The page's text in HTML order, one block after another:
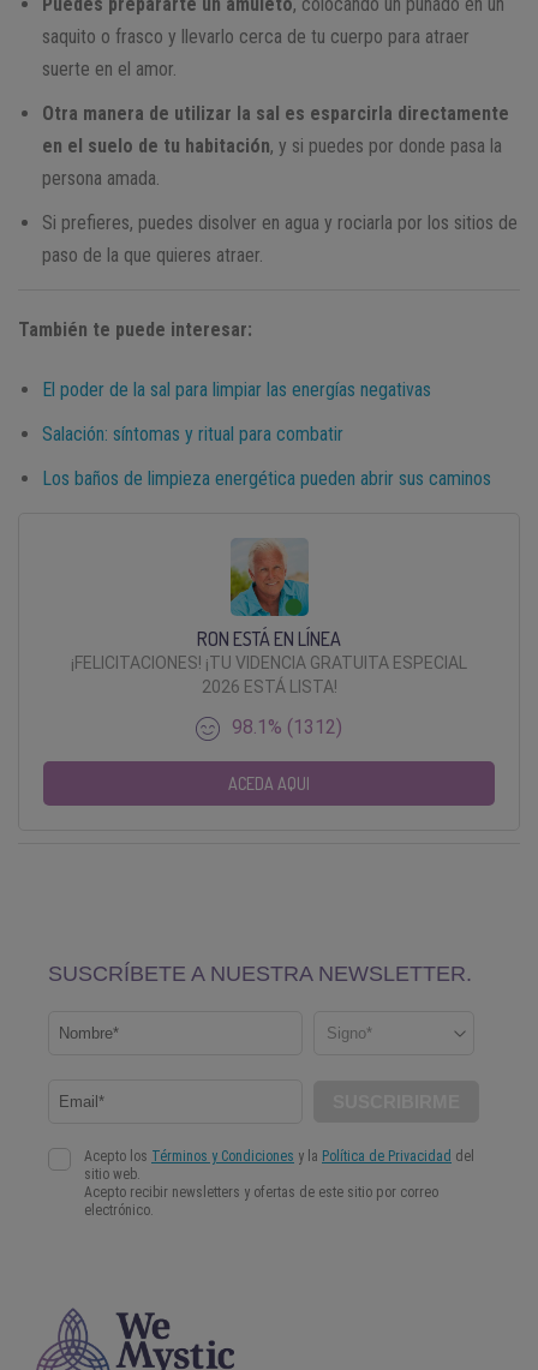
saquito o frasco y llevarlo cerca de tu cuerpo para atraer
suerte en el amor.
Otra manera de utilizar la sal es esparcirla directamente
en el suelo de tu habitación, y si puedes por donde pasa la
persona amada.
Si prefieres, puedes disolver en agua y rociarla por los sitios de
paso de la que quieres atraer.
También te puede interesar:
El poder de la sal para limpiar las energías negativas
Salación: síntomas y ritual para combatir
Los baños de limpieza energética pueden abrir sus caminos
RON ESTÁ EN LÍNEA
¡FELICITACIONES! ¡TU VIDENCIA GRATUITA ESPECIAL
2026 ESTÁ LISTA!
98.1% (1312)
ACEDA AQUI